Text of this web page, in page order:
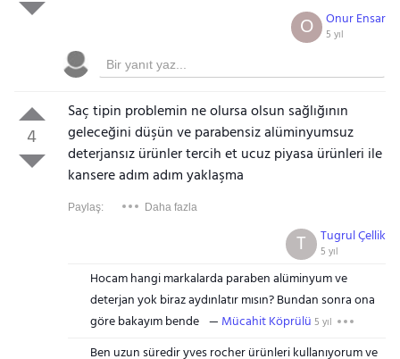
Onur Ensar
5 yıl
O
4
Saç tipin problemin ne olursa olsun sağlığının
geleceğini düşün ve parabensiz alüminyumsuz
deterjansız ürünler tercih et ucuz piyasa ürünleri ile
kansere adım adım yaklaşma
Paylaş: Daha fazla
Tugrul Çellik
5 yıl
T
Hocam hangi markalarda paraben alüminyum ve
deterjan yok biraz aydınlatır mısın? Bundan sonra ona
göre bakayım bende
Mücahit Köprülü 5 yıl
Ben uzun süredir yves rocher ürünleri kullanıyorum ve